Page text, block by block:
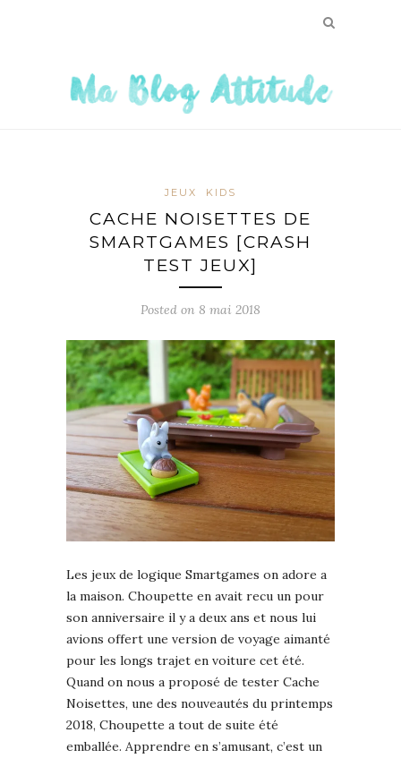
JEUX KIDS
CACHE NOISETTES DE
SMARTGAMES [CRASH
TEST JEUX]
Posted on 8 mai 2018
Les jeux de logique Smartgames on adore a
la maison. Choupette en avait recu un pour
son anniversaire il y a deux ans et nous lui
avions offert une version de voyage aimanté
pour les longs trajet en voiture cet été.
Quand on nous a proposé de tester Cache
Noisettes, une des nouveautés du printemps
2018, Choupette a tout de suite été
emballée. Apprendre en s’amusant, c’est un